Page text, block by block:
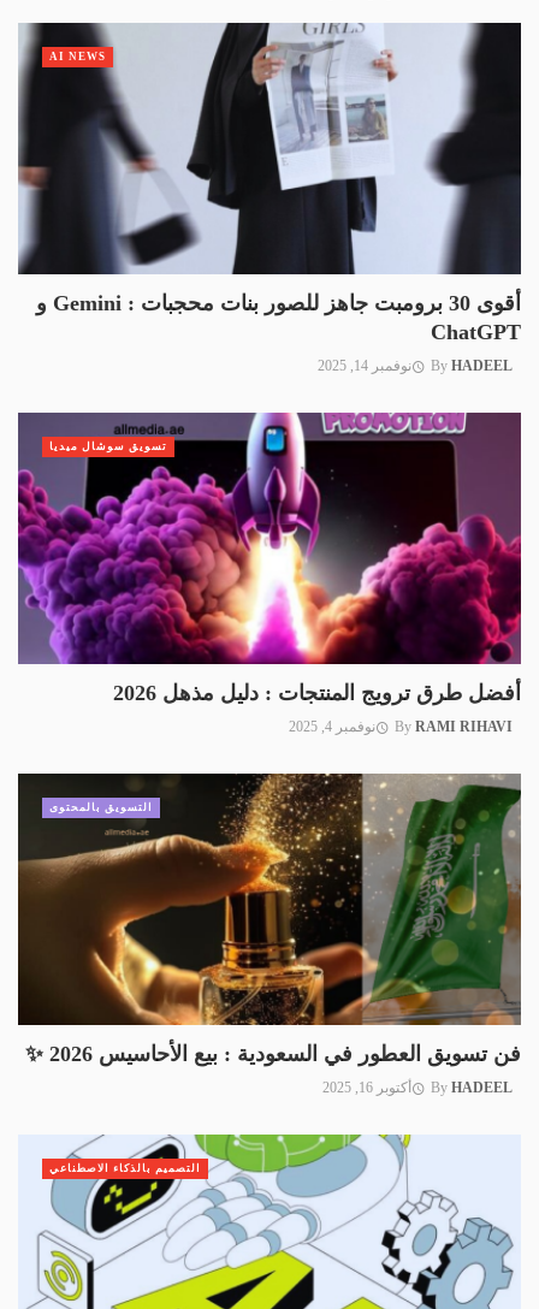
أقوى 30 برومبت جاهز للصور بنات محجبات : Gemini و
ChatGPT
By HADEEL نوفمبر 14, 2025
AI NEWS
أفضل طرق ترويج المنتجات : دليل مذهل 2026
By RAMI RIHAVI نوفمبر 4, 2025
تسويق سوشال ميديا
فن تسويق العطور في السعودية : بيع الأحاسيس 2026 ✨️
By HADEEL أكتوبر 16, 2025
التسويق بالمحتوى
التصميم بالذكاء الاصطناعي